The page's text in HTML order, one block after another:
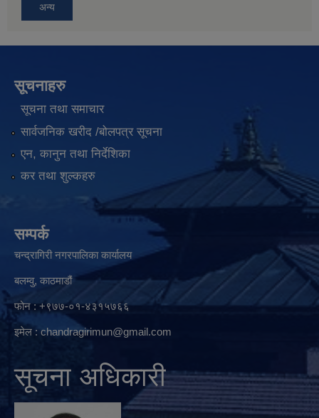
अन्य
सूचनाहरु
सूचना तथा समाचार
सार्वजनिक खरीद /बोलपत्र सूचना
एन, कानुन तथा निर्देशिका
कर तथा शुल्कहरु
सम्पर्क
चन्द्रागिरी नगरपालिका कार्यालय
बलम्वु, काठमाडौं
फोन : +९७७-०१-४३१५७६६
इमेल :chandragirimun@gmail.com
सूचना अधिकारी